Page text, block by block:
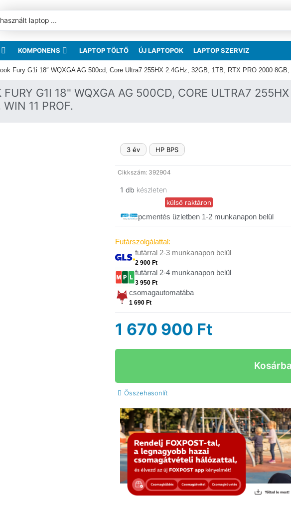
KOMPONENS LAPTOP TÖLTŐ ÚJ LAPTOPOK LAPTOP SZERVIZ
Fury G1i 18″ WQXGA AG 500cd, Core Ultra7 255HX 2.4GHz, 32GB, 1TB, RTX PRO 2000
FURY G1I 18" WQXGA AG 500CD, CORE ULTRA7
11 PROF.
3 év HP BPS
Cikkszám: 392904
1 db készleten
külső raktáron
pcmentés üzletben 1-2 munkanapon belül
Futárszolgálattal:
futárral 2-3 munkanapon belül
2 900 Ft
futárral 2-4 munkanapon belül
3 950 Ft
csomagautomatába
1 690 Ft
1 670 900 Ft
Összehasonlít